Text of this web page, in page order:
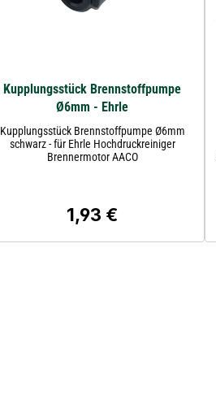
Kupplungsstück Brennstoffpumpe
Ø6mm - Ehrle
Kupplungsstück Brennstoffpumpe Ø6mm
schwarz - für Ehrle Hochdruckreiniger
Brennermotor AACO
Regulärer Preis:
1,93 €